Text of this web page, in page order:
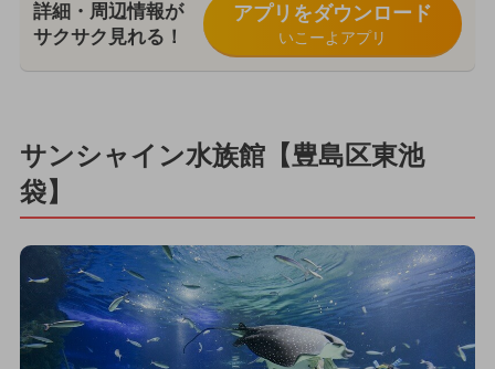
詳細・周辺情報が
サクサク見れる！
アプリをダウンロード
いこーよアプリ
サンシャイン水族館【豊島区東池
袋】